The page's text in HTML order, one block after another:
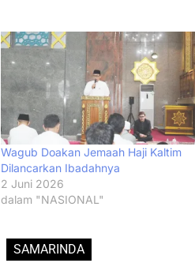
Wagub Doakan Jemaah Haji Kaltim
Dilancarkan Ibadahnya
2 Juni 2026
dalam "NASIONAL"
SAMARINDA